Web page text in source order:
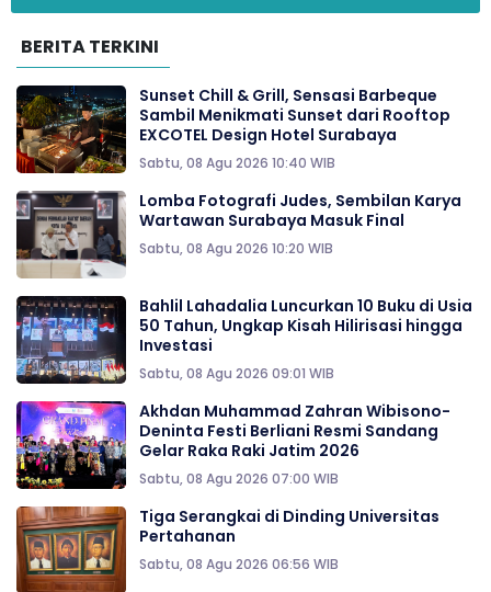
BERITA TERKINI
Sunset Chill & Grill, Sensasi Barbeque
Sambil Menikmati Sunset dari Rooftop
EXCOTEL Design Hotel Surabaya
Sabtu, 08 Agu 2026 10:40 WIB
Lomba Fotografi Judes, Sembilan Karya
Wartawan Surabaya Masuk Final
Sabtu, 08 Agu 2026 10:20 WIB
Bahlil Lahadalia Luncurkan 10 Buku di Usia
50 Tahun, Ungkap Kisah Hilirisasi hingga
Investasi
Sabtu, 08 Agu 2026 09:01 WIB
Akhdan Muhammad Zahran Wibisono-
Deninta Festi Berliani Resmi Sandang
Gelar Raka Raki Jatim 2026
Sabtu, 08 Agu 2026 07:00 WIB
Tiga Serangkai di Dinding Universitas
Pertahanan
Sabtu, 08 Agu 2026 06:56 WIB